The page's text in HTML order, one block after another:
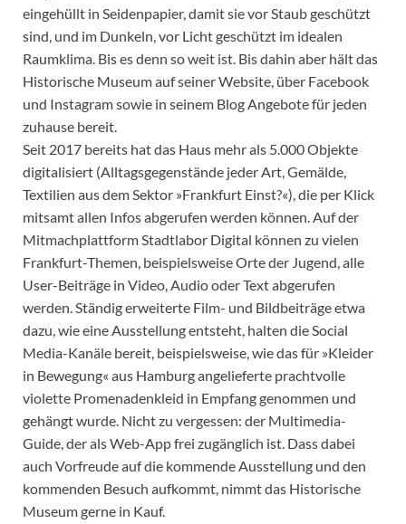
eingehüllt in Seidenpapier, damit sie vor Staub geschützt
sind, und im Dunkeln, vor Licht geschützt im idealen
Raumklima. Bis es denn so weit ist. Bis dahin aber hält das
Historische Museum auf seiner Website, über Facebook
und Instagram sowie in seinem Blog Angebote für jeden
zuhause bereit.
Seit 2017 bereits hat das Haus mehr als 5.000 Objekte
digitalisiert (Alltagsgegenstände jeder Art, Gemälde,
Textilien aus dem Sektor »Frankfurt Einst?«), die per Klick
mitsamt allen Infos abgerufen werden können. Auf der
Mitmachplattform Stadtlabor Digital können zu vielen
Frankfurt-Themen, beispielsweise Orte der Jugend, alle
User-Beiträge in Video, Audio oder Text abgerufen
werden. Ständig erweiterte Film- und Bildbeiträge etwa
dazu, wie eine Ausstellung entsteht, halten die Social
Media-Kanäle bereit, beispielsweise, wie das für »Kleider
in Bewegung« aus Hamburg angelieferte prachtvolle
violette Promenadenkleid in Empfang genommen und
gehängt wurde. Nicht zu vergessen: der Multimedia-
Guide, der als Web-App frei zugänglich ist. Dass dabei
auch Vorfreude auf die kommende Ausstellung und den
kommenden Besuch aufkommt, nimmt das Historische
Museum gerne in Kauf.